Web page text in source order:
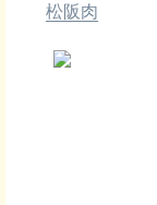
松阪肉